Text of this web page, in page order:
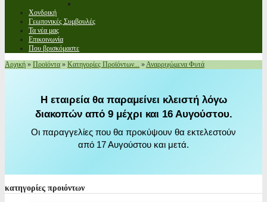
Χονδρική
Γεωπονικές Συμβουλές
Τα νέα μας
Επικοινωνία
Που βρισκόμαστε
Αρχική » Προϊόντα » Κατηγορίες Προϊόντων... »Αναρριχώμενα Φυτά
Η εταιρεία θα παραμείνει κλειστή λόγω
διακοπών από 9 μέχρι και 16 Αυγούστου.
Οι παραγγελίες που θα προκύψουν θα εκτελεστούν
από 17 Αυγούστου και μετά.
κατηγορίες προιόντων